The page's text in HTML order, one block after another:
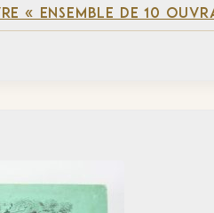
« ENSEMBLE DE 10